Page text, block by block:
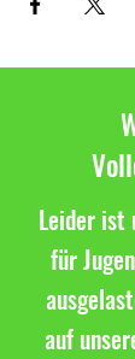
Leider ist
für
auf